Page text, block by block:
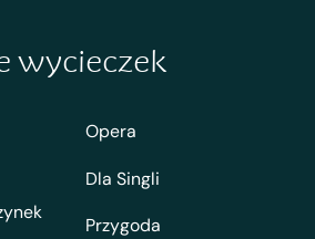
wycieczek
Opera
Dla Singli
Przygoda